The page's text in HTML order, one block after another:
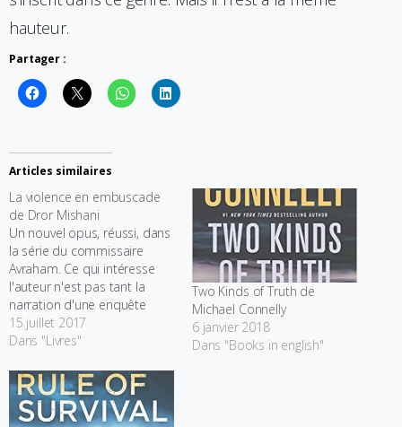
hauteur.
Partager :
Articles similaires
La violence en embuscade
de Dror Mishani
Un nouvel opus, réussi, dans
la série du commissaire
Avraham. Ce qui intéresse
l'auteur n'est pas tant la
narration d'une enquête
complexe que la description
psychologique des différents
sont vraiment originaux et
l'ensemble d'une grande
qualité littéraire et d'une
15 juillet 2017
Dans "Livres"
Two Kinds of Truth de
Michael Connelly
6 janvier 2018
Dans "Books in english"